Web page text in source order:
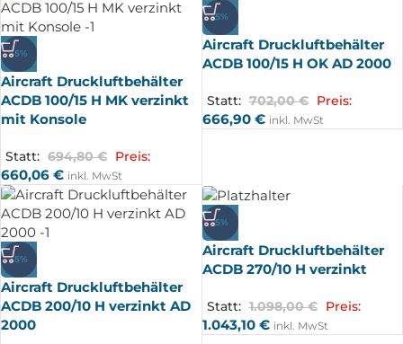
-5%
Aircraft Druckluftbehälter
ACDB 100/15 H MK verzinkt
mit Konsole
Statt: 694,80€ Preis:
660,06 € inkl. MwSt
-5%
Aircraft Druckluftbehälter
ACDB 100/15 H OK AD 2000
Statt: 702,00€ Preis:
666,90 € inkl. MwSt
-5%
Aircraft Druckluftbehälter
ACDB 200/10 H verzinkt AD
2000
-5%
Aircraft Druckluftbehälter
ACDB 270/10 H verzinkt
Statt: 1.098,00€ Preis:
1.043,10 € inkl. MwSt